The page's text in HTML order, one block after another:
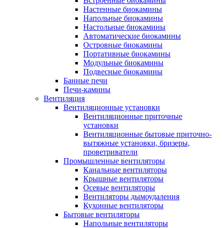
Настенные биокамины
Напольные биокамины
Настольные биокамины
Автоматические биокамины
Островные биокамины
Портативные биокамины
Модульные биокамины
Подвесные биокамины
Банные печи
Печи-камины
Вентиляция
Вентиляционные установки
Вентиляционные приточные
установки
Вентиляционные бытовые приточно-
вытяжные установки, бризеры,
проветриватели
Промышленные вентиляторы
Канальные вентиляторы
Крышные вентиляторы
Осевые вентиляторы
Вентиляторы дымоудаления
Кухонные вентиляторы
Бытовые вентиляторы
Напольные вентиляторы